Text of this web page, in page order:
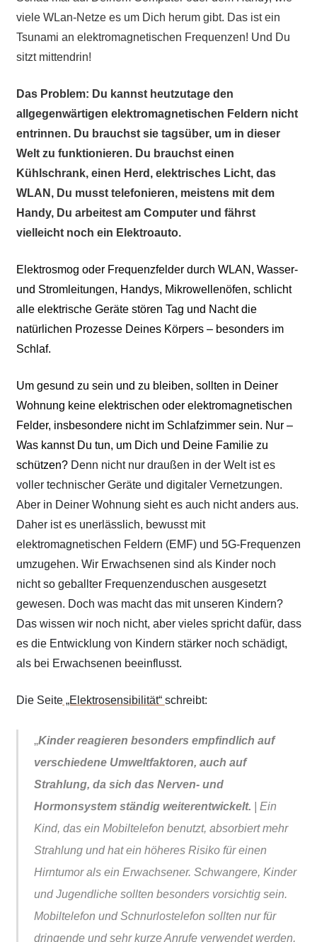
viele WLan-Netze es um Dich herum gibt. Das ist ein
Tsunami an elektromagnetischen Frequenzen! Und Du
sitzt mittendrin!
Das Problem: Du kannst heutzutage den
allgegenwärtigen elektromagnetischen Feldern nicht
entrinnen. Du brauchst sie tagsüber, um in dieser
Welt zu funktionieren. Du brauchst einen
Kühlschrank, einen Herd, elektrisches Licht, das
WLAN, Du musst telefonieren, meistens mit dem
Handy, Du arbeitest am Computer und fährst
vielleicht noch ein Elektroauto.
Elektrosmog oder Frequenzfelder durch WLAN, Wasser-
und Stromleitungen, Handys, Mikrowellenöfen, schlicht
a lleelektrische Geräte stören Tag und Nacht die
natürlichen Prozesse Deines Körpers – besonders im
Schlaf.
Um gesund zu sein und zu bleiben, sollten in Deiner
Wohnung keine elektrischen oder elektromagnetischen
Felder, insbesondere nicht im Schlafzimmer sein. Nur –
Was kannst Du tun, um Dich und Deine Familie zu
schützen? Denn nicht nur draußen in der Welt ist es
voller technischer Geräte und digitaler Vernetzungen.
Aber in Deiner Wohnung sieht es auch nicht anders aus.
Daher ist es unerlässlich, bewusst mit
elektromagnetischen Feldern (EMF) und 5G-Frequenzen
umzugehen. Wir Erwachsenen sind als Kinder noch
nicht so geballter Frequenzenduschen ausgesetzt
gewesen. Doch was macht das mit unseren Kindern?
Das wissen wir noch nicht, aber vieles spricht dafür, dass
es die Entwicklung von Kindern stärker noch schädigt,
als bei Erwachsenen beeinflusst.
Die Seite„Elektrosensibilität“ schreibt:
„Kinder reagieren besonders empfindlich auf
verschiedene Umweltfaktoren, auch auf
Strahlung, da sich das Nerven- und
Hormonsystem ständig weiterentwickelt. | Ein
Kind, das ein Mobiltelefon benutzt, absorbiert mehr
Strahlung und hat ein höheres Risiko für einen
Hirntumor als ein Erwachsener. Schwangere, Kinder
und Jugendliche sollten besonders vorsichtig sein.
Mobiltelefon und Schnurlostelefon sollten nur für
dringende und sehr kurze Anrufe verwendet werden,